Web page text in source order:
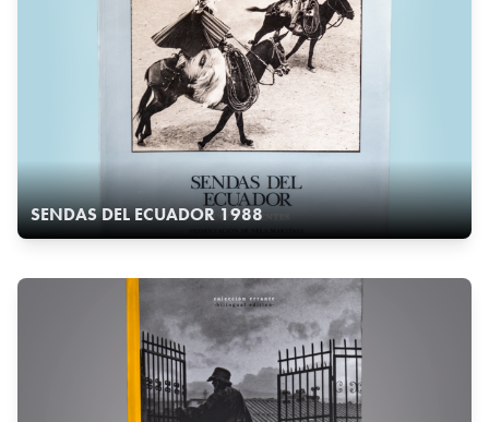
SENDAS DEL ECUADOR 1988